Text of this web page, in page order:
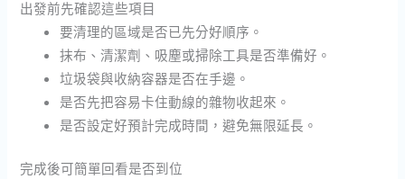
出發前先確認這些項目
要清理的區域是否已先分好順序。
抹布、清潔劑、吸塵或掃除工具是否準備好。
垃圾袋與收納容器是否在手邊。
是否先把容易卡住動線的雜物收起來。
是否設定好預計完成時間，避免無限延長。
完成後可簡單回看是否到位